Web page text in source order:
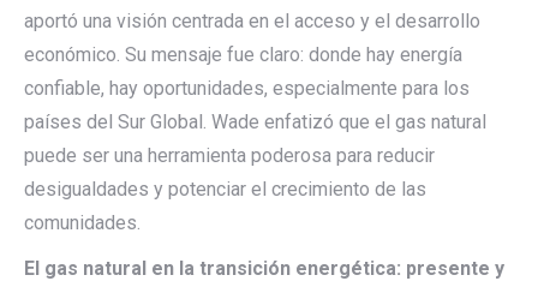
aportó una visión centrada en el acceso y el desarrollo
económico. Su mensaje fue claro: donde hay energía
confiable, hay oportunidades, especialmente para los
países del Sur Global. Wade enfatizó que el gas natural
puede ser una herramienta poderosa para reducir
desigualdades y potenciar el crecimiento de las
comunidades.
El gas natural en la transición energética: presente y